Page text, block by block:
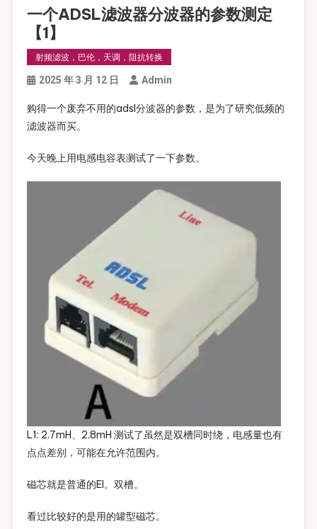
一个ADSL滤波器分波器的参数测定
【1】
射频滤波，巴伦，天调，阻抗转换
2025 年 3 月 12 日 Admin
购得一个废弃不用的adsl分波器的参数，是为了研究低频的
滤波器而买。
今天晚上用电感电容表测试了一下参数。
L1: 2.7mH、2.8mH 测试了虽然是双槽同时绕，电感量也有
点点差别，可能在允许范围内。
磁芯就是普通的EI。双槽。
看过比较好的是用的罐型磁芯。